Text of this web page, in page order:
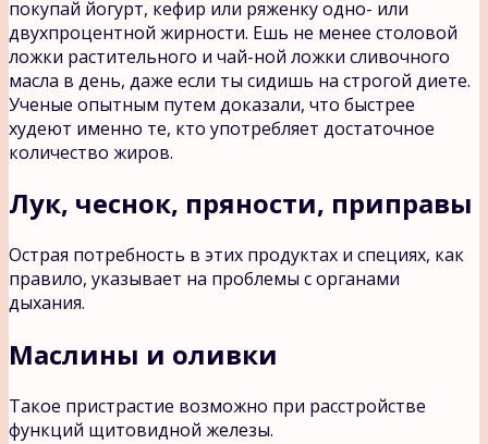
покупай йогурт, кефир или ряженку одно- или
двухпроцентной жирности. Ешь не менее столовой
ложки растительного и чай-ной ложки сливочного
масла в день, даже если ты сидишь на строгой диете.
Ученые опытным путем доказали, что быстрее
худеют именно те, кто употребляет достаточное
количество жиров.
Лук, чеснок, пряности, приправы
Острая потребность в этих продуктах и специях, как
правило, указывает на проблемы с органами
дыхания.
Маслины и оливки
Такое пристрастие возможно при расстройстве
функций щитовидной железы.